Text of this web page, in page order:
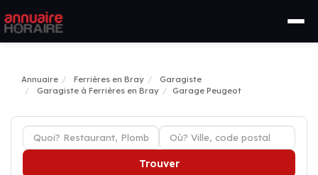
Annuaire Ferrières en Bray
Garagiste
Garagiste à Ferrières en Bray
Garage Peugeot
Trouver